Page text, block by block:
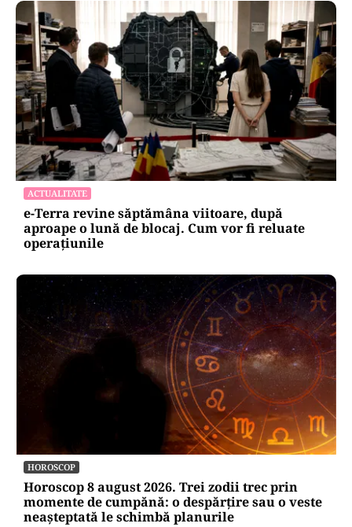
ACTUALITATE
e-Terra revine săptămâna viitoare, după
aproape o lună de blocaj. Cum vor fi reluate
operațiunile
HOROSCOP
Horoscop 8 august 2026. Trei zodii trec prin
momente de cumpănă: o despărțire sau o veste
neașteptată le schimbă planurile